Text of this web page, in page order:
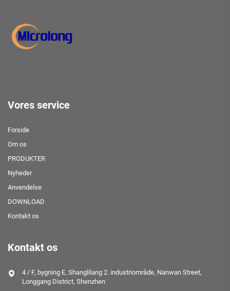
Vores service
Forside
Om os
PRODUKTER
Nyheder
Anvendelse
DOWNLOAD
Kontakt os
Kontakt os
4 / F, bygning E, Shanglilang 2. industriområde, Nanwan Street,
Longgang District, Shenzhen